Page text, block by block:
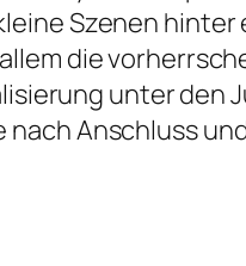
Szenen hinter
die
unter den
Anschluss